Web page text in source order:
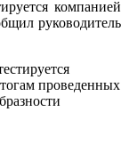
компанией
руководитель
проведенных